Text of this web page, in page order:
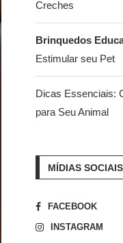
Creches
Brinquedos
Estimular seu Pet
Dicas Essenciais:
para Seu Animal
MÍDIAS SOCIAIS
FACEBOOK
INSTAGRAM